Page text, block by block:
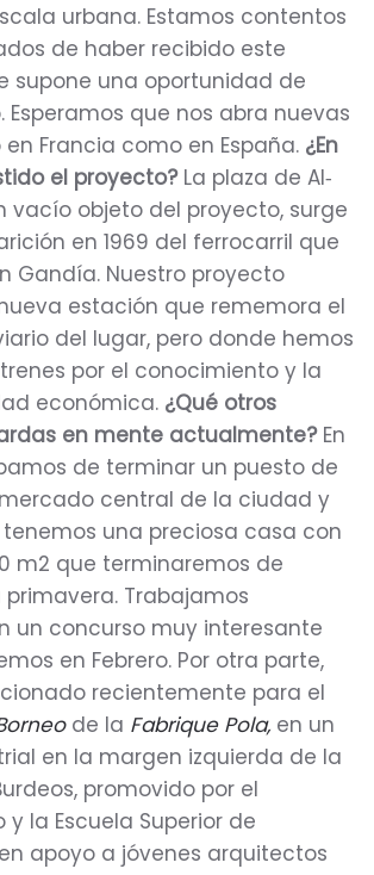
urbana. Estamos contentos
de haber recibido este
supone una oportunidad de
que nos abra nuevas
Francia como en España. ¿En
el proyecto?La plaza de Al‐
vacío objeto del proyecto, surge
en 1969 del ferrocarril que
Gandía. Nuestro proyecto
estación que rememora el
del lugar, pero donde hemos
por el conocimiento y la
económica. ¿Qué otros
en mente actualmente?En
de terminar un puesto de
central de la ciudad y
una preciosa casa con
m2 que terminaremos de
Trabajamos
un concurso muy interesante
en Febrero. Por otra parte,
recientemente para el
de la Fabrique Pola, en un
en la margen izquierda de la
promovido por el
la Escuela Superior de
apoyo a jóvenes arquitectos